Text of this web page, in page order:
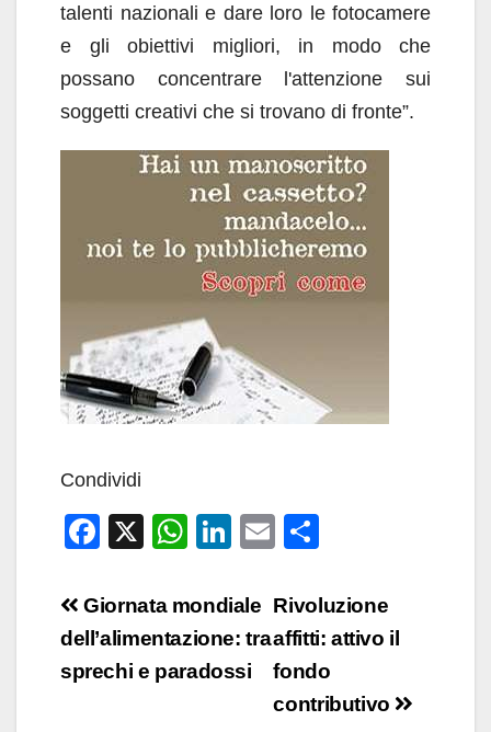
talenti nazionali e dare loro le fotocamere
e gli obiettivi migliori, in modo che
possano concentrare l'attenzione sui
soggetti creativi che si trovano di fronte”.
Condividi
F
c
e
b
X
W
at
s
A
Li
k
e
dI
E
ail n
di
vi
di
Navigazione
articoli
Rivoluzione
affitti: attivo il
fondo
contributivo
Giornata mondiale
dell’alimentazione: tra
sprechi e paradossi